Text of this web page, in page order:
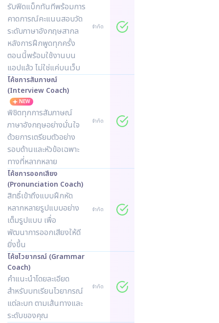
รับฟีดแบ็กทันทีพร้อมการ
คาดการณ์คะแนนสอบวัด
ระดับภาษาอังกฤษสากล
หลังการฝึกพูดทุกครั้ง
ตอนนี้พร้อมใช้งานบน
แอปแล้ว ไม่ใช่แค่บนเว็บ
จำกัด
โค้ชการสัมภาษณ์
(Interview Coach)
NEW
พิชิตทุกการสัมภาษณ์
ภาษาอังกฤษอย่างมั่นใจ
ด้วยการเตรียมตัวอย่าง
รอบด้านและหัวข้อเฉพาะ
ทางที่หลากหลาย
จำกัด
โค้ชการออกเสียง
(Pronunciation Coach)
สิทธิ์เข้าถึงแบบฝึกหัด
หลากหลายรูปแบบอย่าง
เต็มรูปแบบ เพื่อ
พัฒนาการออกเสียงให้ดี
ยิ่งขึ้น
จำกัด
โค้ชไวยากรณ์ (Grammar
Coach)
คำแนะนำโดยละเอียด
สำหรับบทเรียนไวยากรณ์
แต่ละบท ตามเส้นทางและ
ระดับของคุณ
จำกัด